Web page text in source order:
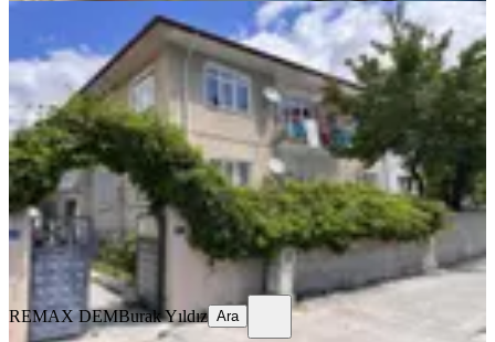
BALKONLU
Remax Dem'den İnönü Mah. Kiralık
3+1 Daire
Merkez, Yavuz Selim Mahallesi
3+1·125 m²·Yüksek giriş ·23.07.2026
13.000 ₺
REMAX DEMBurak Yıldız
Ara
REMAX DEMBurak Yıldız Ara